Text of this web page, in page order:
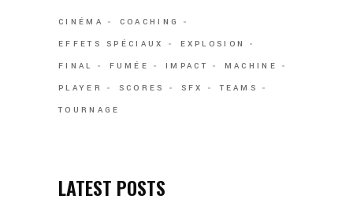
CINÉMA
COACHING
EFFETS SPÉCIAUX
EXPLOSION
FINAL
FUMÉE IMPACT
MACHINE
PLAYER
SCORES SFX
TEAMS
TOURNAGE
LATEST POSTS